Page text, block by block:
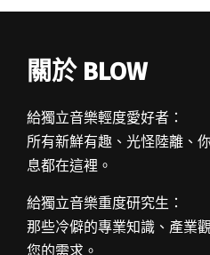
關於 BLOW
給獨立音樂輕度愛好者：
所有新鮮有趣、光怪陸離、
息都在這裡。
給獨立音樂重度研究生：
那些冷僻的專業知識、產業
您的需求。